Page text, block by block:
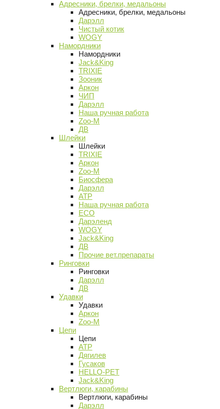
Адресники, брелки, медальоны
Адресники, брелки, медальоны
Дарэлл
Чистый котик
WOGY
Намордники
Намордники
Jack&King
TRIXIE
Зооник
Аркон
ЧИП
Дарэлл
Наша ручная работа
Zoo-M
ДВ
Шлейки
Шлейки
TRIXIE
Аркон
Zoo-M
Биосфера
Дарэлл
АТР
Наша ручная работа
ECO
Дарэленд
WOGY
Jack&King
ДВ
Прочие вет.препараты
Ринговки
Ринговки
Дарэлл
ДВ
Удавки
Удавки
Аркон
Zoo-M
Цепи
Цепи
АТР
Дягилев
Гусаков
HELLO-PET
Jack&King
Вертлюги, карабины
Вертлюги, карабины
Дарэлл